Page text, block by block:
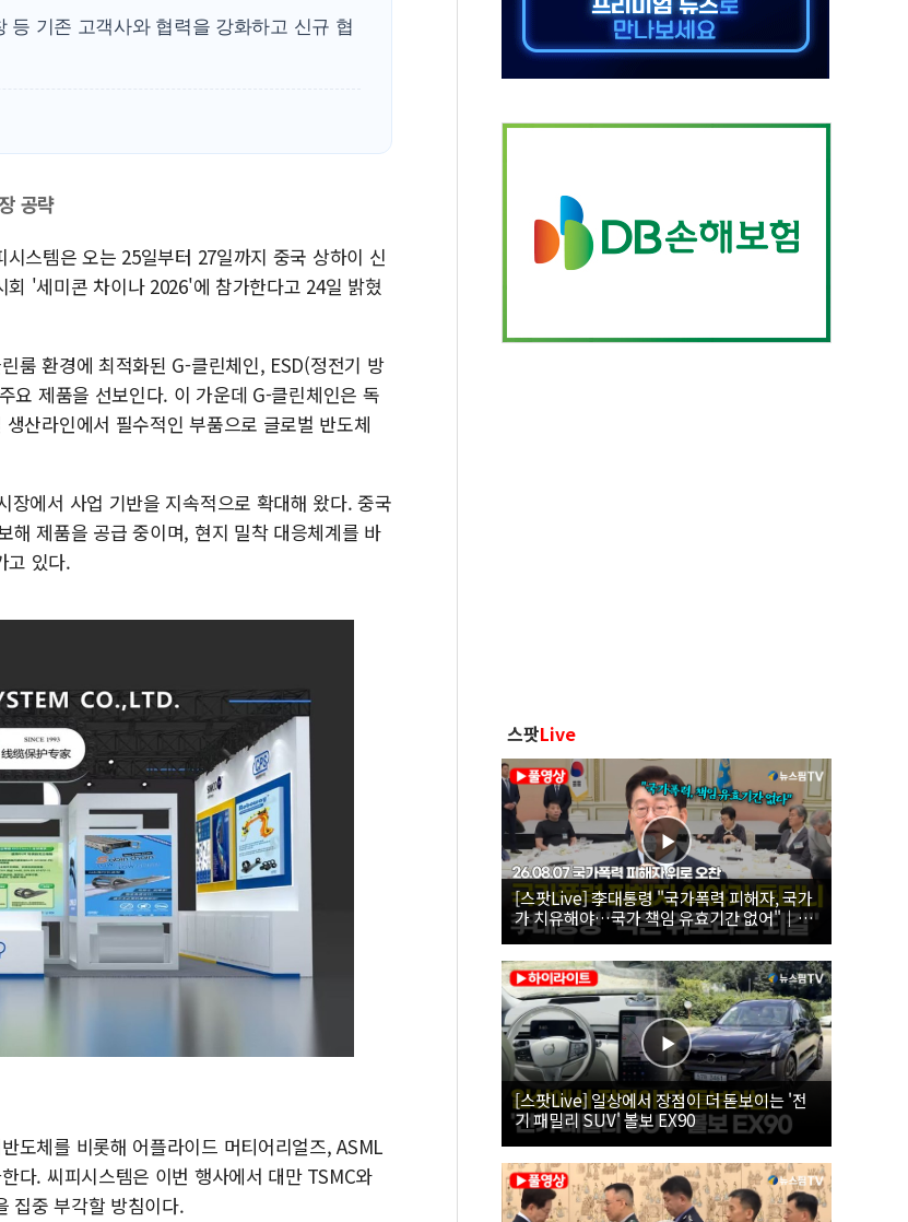
기존 고객사와 협력을 강화하고 신규 협
공략
스템은 오는 25일부터 27일까지 중국 상하이 신
'세미콘 차이나 2026'에 참가한다고 24일 밝혔
룸 환경에 최적화된 G-클린체인, ESD(정전기 방
요 제품을 선보인다. 이 가운데 G-클린체인은 독
산라인에서 필수적인 부품으로 글로벌 반도체
에서 사업 기반을 지속적으로 확대해 왔다. 중국
해 제품을 공급 중이며, 현지 밀착 대응체계를 바
고 있다.
도체를 비롯해 어플라이드 머티어리얼즈, ASML
다. 씨피시스템은 이번 행사에서 대만 TSMC와
집중 부각할 방침이다.
스팟Live
[스팟Live] 李대통령 "국가폭력 피해자, 국가
가 치유해야…국가 책임 유효기간 없어"｜
26.08.07 국가폭력 피해자 위로 오찬
[스팟Live] 일상에서 장점이 더 돋보이는 '전
기 패밀리 SUV' 볼보 EX90